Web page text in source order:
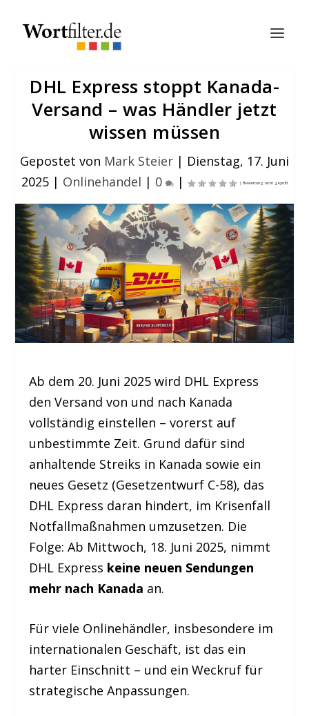
DHL Express stoppt Kanada-
Versand – was Händler jetzt
wissen müssen
Gepostet von Mark Steier | Dienstag, 17. Juni
2025| Onlinehandel | 0 |
Ab dem 20. Juni 2025 wird DHL Express
den Versand von und nach Kanada
vollständig einstellen – vorerst auf
unbestimmte Zeit. Grund dafür sind
anhaltende Streiks in Kanada sowie ein
neues Gesetz (Gesetzentwurf C-58), das
DHL Express daran hindert, im Krisenfall
Notfallmaßnahmen umzusetzen. Die
Folge: Ab Mittwoch, 18. Juni 2025, nimmt
DHL Express keine neuen Sendungen
mehr nach Kanada an.
Für viele Onlinehändler, insbesondere im
internationalen Geschäft, ist das ein
harter Einschnitt – und ein Weckruf für
strategische Anpassungen.